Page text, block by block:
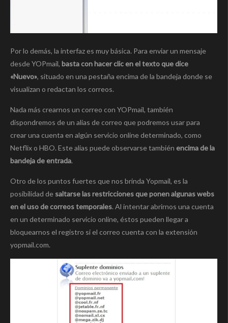
Por lo demás, la interfaz es muy básica. Para enviar un mensaje
desde YOPmail, basta con hacer clic en el texto que dice
«Nuevo», situado en una pestaña encima de la bandeja donde se
visualizan o redactan los correos.
Nada más crearnos un correo con YOPmail, también
dispondremos de un alias de correo que podremos usar para
crear una cuenta en algún servicio online determinado, como
Netflix o HBO. Este alias puede observarse también encima de la
bandeja de entrada.
Otro de los puntos fuertes que nos brinda Yopmail, es la
posibilidad de saltarse las restricciones que ponen algunas webs
en el uso de correos temporales. Al intentar abrirnos una cuenta
en un determinado servicio online, éstos pueden llegar a
bloquearnos el registro si el correo cuenta con la extensión
yopmail.com.